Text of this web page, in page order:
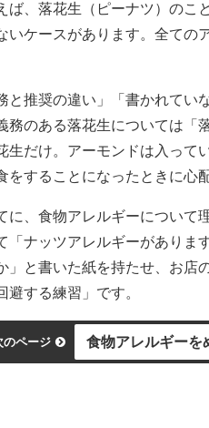
ば、落花生（ピーナツ）のこ
いケースがあります。全ての
推奨の違い」「書かれてい
務のある落花生については
生だけ。アーモンドは入って
をすることになったときに心
、食物アレルギーについて
「ナッツアレルギーがありま
」と書いた紙を持たせ、お店
する練習」です。
のページ 食物アレルギーを